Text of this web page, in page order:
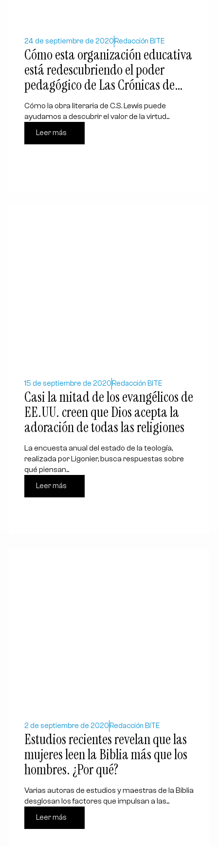
24 de septiembre de 2020 Redacción BITE
Cómo esta organización educativa
está redescubriendo el poder
pedagógico de Las Crónicas de
Narnia
Cómo la obra literaria de C.S. Lewis puede
ayudarnos a descubrir el valor de la virtud...
Leer más
15 de septiembre de 2020 Redacción BITE
Casi la mitad de los evangélicos de
EE.UU. creen que Dios acepta la
adoración de todas las religiones
La encuesta anual del estado de la teología,
realizada por Ligonier, busca respuestas sobre
qué piensan...
Leer más
2 de septiembre de 2020 Redacción BITE
Estudios recientes revelan que las
mujeres leen la Biblia más que los
hombres. ¿Por qué?
Varias autoras de estudios y maestras de la Biblia
desglosan los factores que impulsan a las...
Leer más